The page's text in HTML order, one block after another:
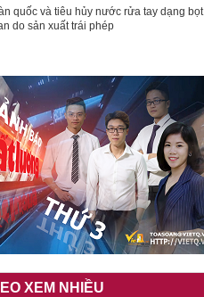
quốc và tiêu hủy nước rửa tay dạng bọt
do sản xuất trái phép
XEM NHIỀU